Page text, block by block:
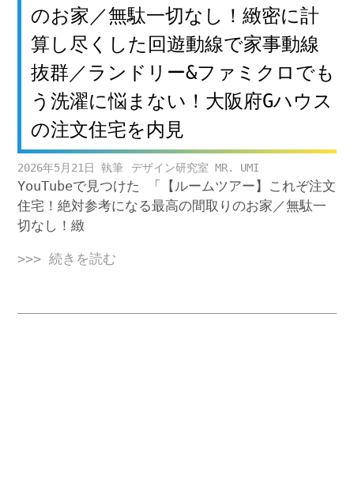
のお家／無駄一切なし！緻密に計
算し尽くした回遊動線で家事動線
抜群／ランドリー&ファミクロでも
う洗濯に悩まない！大阪府Gハウス
の注文住宅を内見
2026年5月21日 デザイン研究室 MR. UMI
YouTubeで見つけた 「【ルームツアー】これぞ注文
住宅！絶対参考になる最高の間取りのお家／無駄一
切なし！緻
>>> 続きを読む